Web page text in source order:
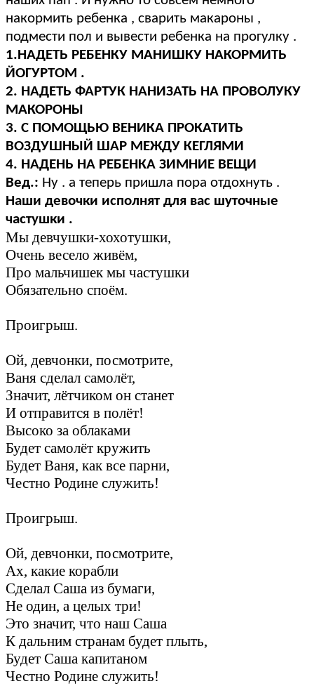
накормить ребенка , сварить макароны ,
подмести пол и вывести ребенка на прогулку .
1.НАДЕТЬ РЕБЕНКУ МАНИШКУ НАКОРМИТЬ
ЙОГУРТОМ .
2. НАДЕТЬ ФАРТУК НАНИЗАТЬ НА ПРОВОЛУКУ
МАКОРОНЫ
3. С ПОМОЩЬЮ ВЕНИКА ПРОКАТИТЬ
ВОЗДУШНЫЙ ШАР МЕЖДУ КЕГЛЯМИ
4. НАДЕНЬ НА РЕБЕНКА ЗИМНИЕ ВЕЩИ
Вед.: Ну . а теперь пришла пора отдохнуть .
Наши девочки исполнят для вас шуточные
частушки .
Мы девчушки-хохотушки,
Очень весело живём,
Про мальчишек мы частушки
Обязательно споём.
Проигрыш.
Ой, девчонки, посмотрите,
Ваня сделал самолёт,
Значит, лётчиком он станет
И отправится в полёт!
Высоко за облаками
Будет самолёт кружить
Будет Ваня, как все парни,
Честно Родине служить!
Проигрыш.
Ой, девчонки, посмотрите,
Ах, какие корабли
Сделал Саша из бумаги,
Не один, а целых три!
Это значит, что наш Саша
К дальним странам будет плыть,
Будет Саша капитаном
Честно Родине служить!